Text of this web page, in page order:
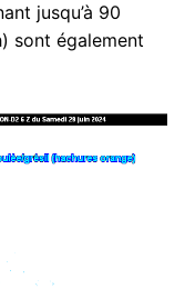
jusqu’à 90
sont également